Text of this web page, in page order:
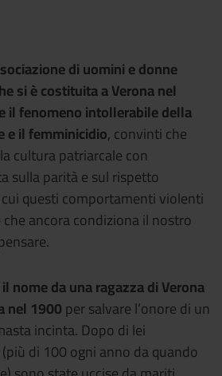
di uomini e donne
si è costituita a Verona nel
il fenomeno intollerabile della
e il femminicidio, convinti che
cultura patriarcale con
sulla parità e sul rispetto
questi comportamenti violenti
ancora condiziona il nostro
nome da una ragazza di Verona
nel 1900per salvare l’onore di un
incinta. Dopo di lei
di 100 ogni anno da quando